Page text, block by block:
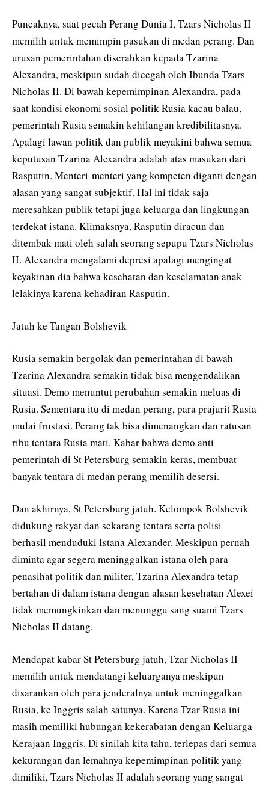
Puncaknya, saat pecah Perang Dunia I, Tzars Nicholas II
memilih untuk memimpin pasukan di medan perang. Dan
urusan pemerintahan diserahkan kepada Tzarina
Alexandra, meskipun sudah dicegah oleh Ibunda Tzars
Nicholas II. Di bawah kepemimpinan Alexandra, pada
saat kondisi ekonomi sosial politik Rusia kacau balau,
pemerintah Rusia semakin kehilangan kredibilitasnya.
Apalagi lawan politik dan publik meyakini bahwa semua
keputusan Tzarina Alexandra adalah atas masukan dari
Rasputin. Menteri-menteri yang kompeten diganti dengan
alasan yang sangat subjektif. Hal ini tidak saja
meresahkan publik tetapi juga keluarga dan lingkungan
terdekat istana. Klimaksnya, Rasputin diracun dan
ditembak mati oleh salah seorang sepupu Tzars Nicholas
II. Alexandra mengalami depresi apalagi mengingat
keyakinan dia bahwa kesehatan dan keselamatan anak
lelakinya karena kehadiran Rasputin.
Jatuh ke Tangan Bolshevik
Rusia semakin bergolak dan pemerintahan di bawah
Tzarina Alexandra semakin tidak bisa mengendalikan
situasi. Demo menuntut perubahan semakin meluas di
Rusia. Sementara itu di medan perang, para prajurit Rusia
mulai frustasi. Perang tak bisa dimenangkan dan ratusan
ribu tentara Rusia mati. Kabar bahwa demo anti
pemerintah di St Petersburg semakin keras, membuat
banyak tentara di medan perang memilih desersi.
Dan akhirnya, St Petersburg jatuh. Kelompok Bolshevik
didukung rakyat dan sekarang tentara serta polisi
berhasil menduduki Istana Alexander. Meskipun pernah
diminta agar segera meninggalkan istana oleh para
penasihat politik dan militer, Tzarina Alexandra tetap
bertahan di dalam istana dengan alasan kesehatan Alexei
tidak memungkinkan dan menunggu sang suami Tzars
Nicholas II datang.
Mendapat kabar St Petersburg jatuh, Tzar Nicholas II
memilih untuk mendatangi keluarganya meskipun
disarankan oleh para jenderalnya untuk meninggalkan
Rusia, ke Inggris salah satunya. Karena Tzar Rusia ini
masih memiliki hubungan kekerabatan dengan Keluarga
Kerajaan Inggris. Di sinilah kita tahu, terlepas dari semua
kekurangan dan lemahnya kepemimpinan politik yang
dimiliki, Tzars Nicholas II adalah seorang yang sangat